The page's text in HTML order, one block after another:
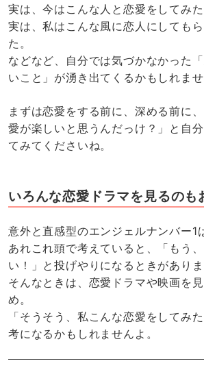
実は、今はこんな人と恋愛をしてみた
実は、私はこんな風に恋人にしても
た。
などなど、自分では気づかなかった
いこと」が湧き出てくるかもしれませ
まずは恋愛をする前に、深める前に
愛が楽しいと思うんだっけ？」と自
てみてくださいね。
いろんな恋愛ドラマを見るのも
意外と直感型のエンジェルナンバー1
あれこれ頭で考えていると、「もう
い！」と投げやりになるときがありま
そんなときは、恋愛ドラマや映画を
め。
「そうそう、私こんな恋愛をしてみ
考になるかもしれませんよ。